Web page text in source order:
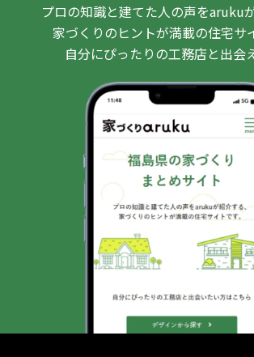
プロの知識と建てた人の声をaruku
家づくりのヒントが満載の住宅サ
自分にぴったりの工務店と出会